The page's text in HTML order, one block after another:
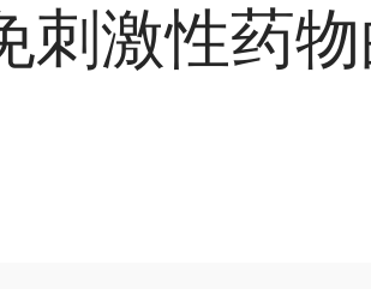
刺激性药